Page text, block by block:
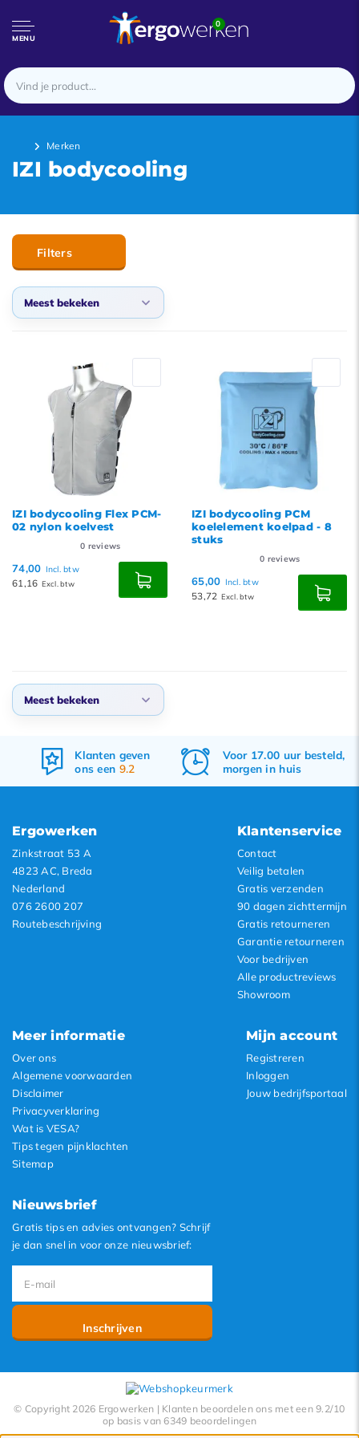
MENU
0
Merken
IZI bodycooling
Filters
Meest bekeken
Nieuwste producten
Laagste prijs
Hoogste prijs
IZI bodycooling Flex PCM-
02 nylon koelvest
0 reviews
74,00 Incl. btw
61,16 Excl. btw
IZI bodycooling PCM
koelelement koelpad - 8
stuks
0 reviews
65,00 Incl. btw
53,72 Excl. btw
Meest bekeken
Nieuwste producten
Laagste prijs
Klanten geven
ons een 9.2
Voor 17.00 uur besteld,
morgen in huis
Ergowerken
Zinkstraat 53 A
4823 AC, Breda
Nederland
076 2600 207
Routebeschrijving
Klantenservice
Contact
Veilig betalen
Gratis verzenden
90 dagen zichttermijn
Gratis retourneren
Garantie retourneren
Voor bedrijven
Alle productreviews
Showroom
Meer informatie
Over ons
Algemene voorwaarden
Disclaimer
Privacyverklaring
Wat is VESA?
Tips tegen pijnklachten
Sitemap
Mijn account
Registreren
Inloggen
Jouw bedrijfsportaal
Nieuwsbrief
Gratis tips en advies ontvangen? Schrijf
je dan snel in voor onze nieuwsbrief:
Inschrijven
© Copyright 2026 Ergowerken | Klanten beoordelen ons met een 9.2/10
op basis van 6349 beoordelingen